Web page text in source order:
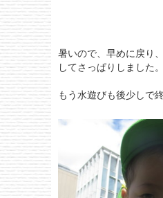
暑いので、早めに戻り
してさっぱりしました。
もう水遊びも後少しで